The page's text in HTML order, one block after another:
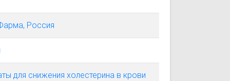
Россия
для снижения холестерина в крови